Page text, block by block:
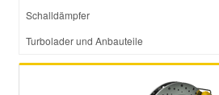
Schalldämpfer
Turbolader und Anbauteile